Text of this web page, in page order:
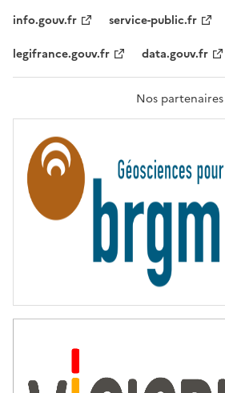
F
A
T
R
T
É
info.gouv.fr
service-public.fr
legifrance.gouv.fr
data.gouv.fr
Nos partenaires